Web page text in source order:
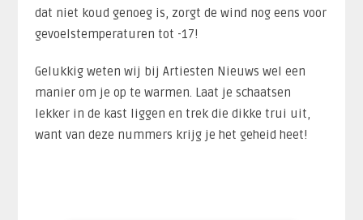
dat niet koud genoeg is, zorgt de wind nog eens voor
gevoelstemperaturen tot -17!
Gelukkig weten wij bij Artiesten Nieuws wel een
manier om je op te warmen. Laat je schaatsen
lekker in de kast liggen en trek die dikke trui uit,
want van deze nummers krijg je het geheid heet!